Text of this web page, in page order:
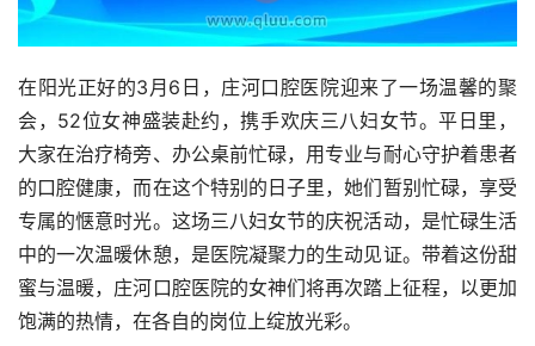
在阳光正好的3月6日，庄河口腔医院迎来了一场温馨的聚
会，52位女神盛装赴约，携手欢庆三八妇女节。平日里，
大家在治疗椅旁、办公桌前忙碌，用专业与耐心守护着患者
的口腔健康，而在这个特别的日子里，她们暂别忙碌，享受
专属的惬意时光。这场三八妇女节的庆祝活动，是忙碌生活
中的一次温暖休憩，是医院凝聚力的生动见证。带着这份甜
蜜与温暖，庄河口腔医院的女神们将再次踏上征程，以更加
饱满的热情，在各自的岗位上绽放光彩。